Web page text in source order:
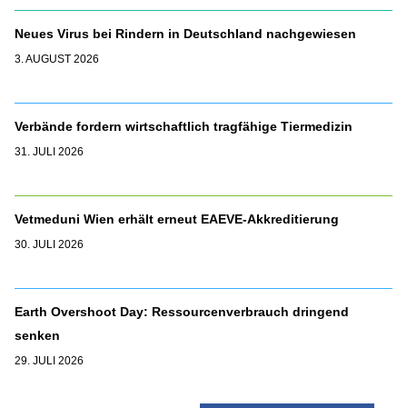
Neues Virus bei Rindern in Deutschland nachgewiesen
3. AUGUST 2026
Verbände fordern wirtschaftlich tragfähige Tiermedizin
31. JULI 2026
Vetmeduni Wien erhält erneut EAEVE-Akkreditierung
30. JULI 2026
Earth Overshoot Day: Ressourcenverbrauch dringend
senken
29. JULI 2026